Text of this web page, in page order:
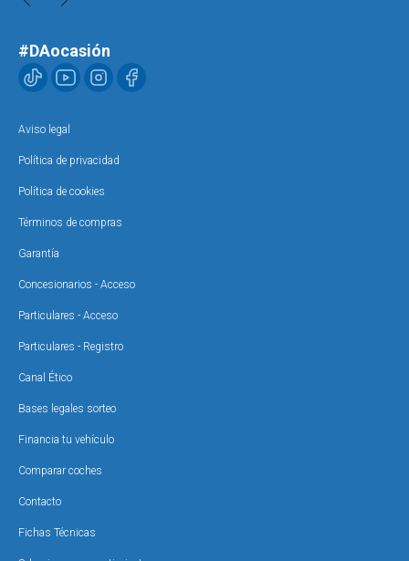
#DAocasión
Aviso legal
Política de privacidad
Política de cookies
Términos de compras
Garantía
Concesionarios - Acceso
Particulares - Acceso
Particulares - Registro
Canal Ético
Bases legales sorteo
Financia tu vehículo
Comparar coches
Contacto
Fichas Técnicas